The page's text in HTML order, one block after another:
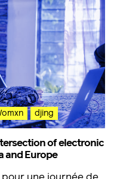
djing
of electronic
and Europe